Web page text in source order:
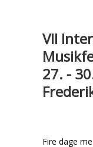
VII
27. -
Fire dage